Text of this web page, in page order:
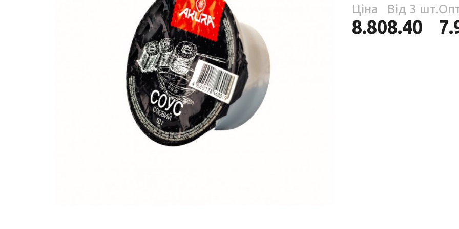
Крупи
Соуси
Консервація
Східна кухня
Снеки та закуски
Харчові
інгредієнти
Рослинна олія
Борошно та
Ціна
8.80
Від 3 шт.
8.40